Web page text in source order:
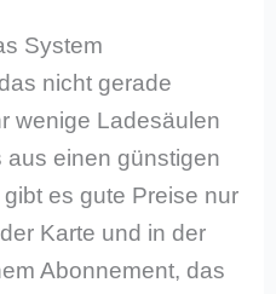
System
nicht gerade
wenige Ladesäulen
aus einen günstigen
es gute Preise nur
Karte und in der
Abonnement, das